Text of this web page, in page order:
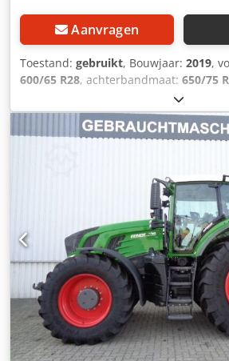
Aanvragen
Toestand: gebruikt, Bouwjaar: 2019,
600/65 R28, achterbandmaat: 650/75
, 152 l/min
elektrische spiegel, RTK Novatel,
Assistant. Te koop in opdracht van